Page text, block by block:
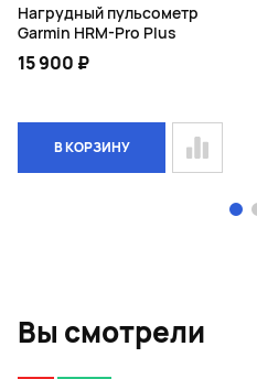
Нагрудный пульсометр
Garmin HRM-Pro Plus
15 900 ₽
В КОРЗИНУ
Вы смотрели